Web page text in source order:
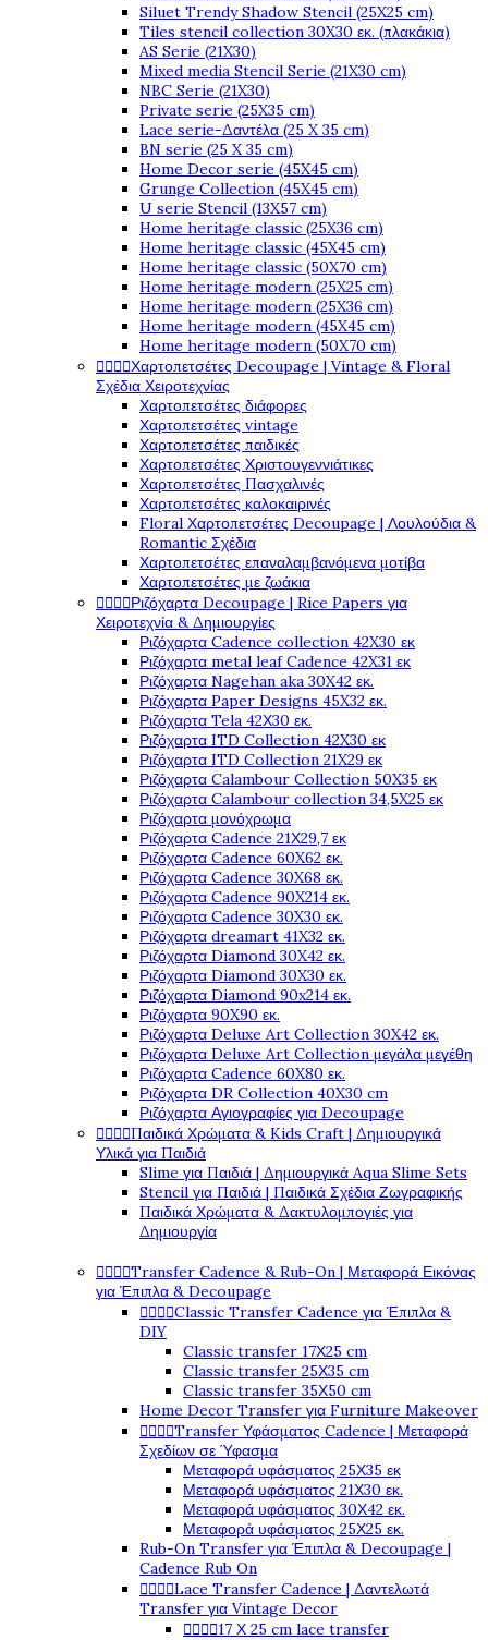
Siluet Trendy Shadow Stencil (25X25 cm)
Tiles stencil collection 30X30 εκ. (πλακάκια)
AS Serie (21X30)
Mixed media Stencil Serie (21X30 cm)
NBC Serie (21X30)
Private serie (25X35 cm)
Lace serie-Δαντέλα (25 X 35 cm)
BN serie (25 X 35 cm)
Home Decor serie (45X45 cm)
Grunge Collection (45X45 cm)
U serie Stencil (13X57 cm)
Home heritage classic (25X36 cm)
Home heritage classic (45X45 cm)
Home heritage classic (50X70 cm)
Home heritage modern (25X25 cm)
Home heritage modern (25X36 cm)
Home heritage modern (45X45 cm)
Home heritage modern (50X70 cm)
Χαρτοπετσέτες Decoupage | Vintage & Floral
Σχέδια Χειροτεχνίας
Χαρτοπετσέτες διάφορες
Χαρτοπετσέτες vintage
Χαρτοπετσέτες παιδικές
Χαρτοπετσέτες Χριστουγεννιάτικες
Χαρτοπετσέτες Πασχαλινές
Χαρτοπετσέτες καλοκαιρινές
Floral Χαρτοπετσέτες Decoupage | Λουλούδια &
Romantic Σχέδια
Χαρτοπετσέτες επαναλαμβανόμενα μοτίβα
Χαρτοπετσέτες με ζωάκια
Ριζόχαρτα Decoupage | Rice Papers για
Χειροτεχνία & Δημιουργίες
Ριζόχαρτα Cadence collection 42X30 εκ
Ριζόχαρτα metal leaf Cadence 42X31 εκ
Ριζόχαρτα Nagehan aka 30X42 εκ.
Ριζόχαρτα Paper Designs 45X32 εκ.
Ριζόχαρτα Tela 42Χ30 εκ.
Ριζόχαρτα ITD Collection 42X30 εκ
Ριζόχαρτα ITD Collection 21X29 εκ
Ριζόχαρτα Calambour Collection 50X35 εκ
Ριζόχαρτα Calambour collection 34,5X25 εκ
Ριζόχαρτα μονόχρωμα
Ριζόχαρτα Cadence 21Χ29,7 εκ
Ριζόχαρτα Cadence 60X62 εκ.
Ριζόχαρτα Cadence 30X68 εκ.
Ριζόχαρτα Cadence 90X214 εκ.
Ριζόχαρτα Cadence 30X30 εκ.
Ριζόχαρτα dreamart 41X32 εκ.
Ριζόχαρτα Diamond 30X42 εκ.
Ριζόχαρτα Diamond 30X30 εκ.
Ριζόχαρτα Diamond 90x214 εκ.
Ριζόχαρτα 90X90 εκ.
Ριζόχαρτα Deluxe Art Collection 30X42 εκ.
Ριζόχαρτα Deluxe Art Collection μεγάλα μεγέθη
Ριζόχαρτα Cadence 60X80 εκ.
Ριζόχαρτα DR Collection 40X30 cm
Ριζόχαρτα Αγιογραφίες για Decoupage
Παιδικά Χρώματα & Kids Craft | Δημιουργικά
Υλικά για Παιδιά
Slime για Παιδιά | Δημιουργικά Aqua Slime Sets
Stencil για Παιδιά | Παιδικά Σχέδια Ζωγραφικής
Παιδικά Χρώματα & Δακτυλομπογιές για
Δημιουργία
Transfer Cadence & Rub-On | Μεταφορά Εικόνας
για Έπιπλα & Decoupage
Classic Transfer Cadence για Έπιπλα &
DIY
Classic transfer 17Χ25 cm
Classic transfer 25Χ35 cm
Classic transfer 35Χ50 cm
Home Decor Transfer για Furniture Makeover
Transfer Υφάσματος Cadence | Μεταφορά
Σχεδίων σε Ύφασμα
Μεταφορά υφάσματος 25Χ35 εκ
Μεταφορά υφάσματος 21Χ30 εκ.
Μεταφορά υφάσματος 30Χ42 εκ.
Μεταφορά υφάσματος 25Χ25 εκ.
Rub-On Transfer για Έπιπλα & Decoupage |
Cadence Rub On
Lace Transfer Cadence | Δαντελωτά
Transfer για Vintage Decor
17 Χ 25 cm lace transfer